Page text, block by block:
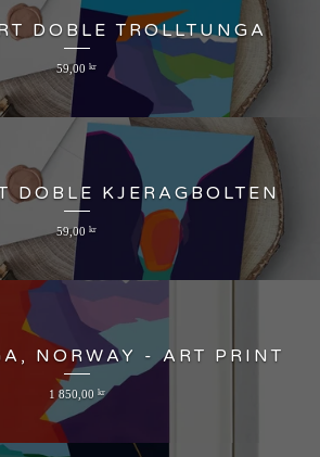
DOBLE TROLLTUNGA
59,00 kr
DOBLE KJERAGBOLTEN
59,00 kr
NORWAY - ART PRINT
1 850,00 kr